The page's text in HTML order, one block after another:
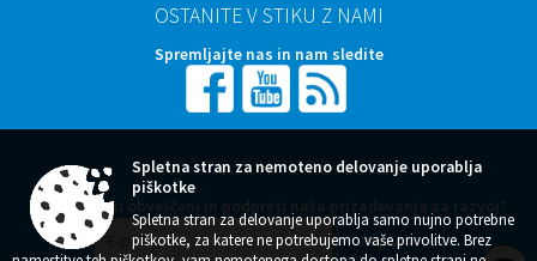
OSTANITE V STIKU Z NAMI
Spremljajte nas in nam sledite
NAROČITE SE NA E-OBVESTILA
Želite ostati obveščeni in podpreti naša prizadevanja za razvoj?
Spletna stran za nemoteno delovanje uporablja
piškotke
Spletna stran za delovanje uporablja samo nujno potrebne
piškotke, za katere ne potrebujemo vaše privolitve. Brez